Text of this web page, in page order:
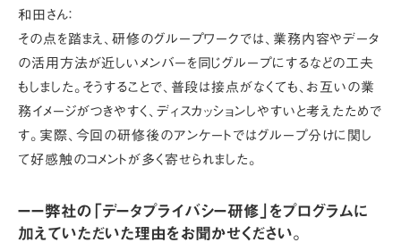
和田さん：
その点を踏まえ、研修のグループワークでは、業務内容やデータ
の活用方法が近しいメンバーを同じグループにするなどの工夫
もしました。そうすることで、普段は接点がなくても、お互いの業
務イメージがつきやすく、ディスカッションしやすいと考えたためで
す。実際、今回の研修後のアンケートではグループ分けに関し
て好感触のコメントが多く寄せられました。
ーー弊社の「データプライバシー研修」をプログラムに
加えていただいた理由をお聞かせください。